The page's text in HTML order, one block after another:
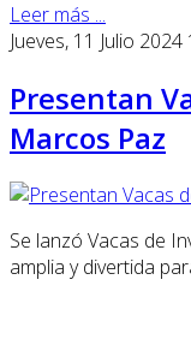
Leer más ...
Jueves, 11 Julio 2024
Presentan
Marcos Paz
Se lanzó Vacas de
amplia y divertida